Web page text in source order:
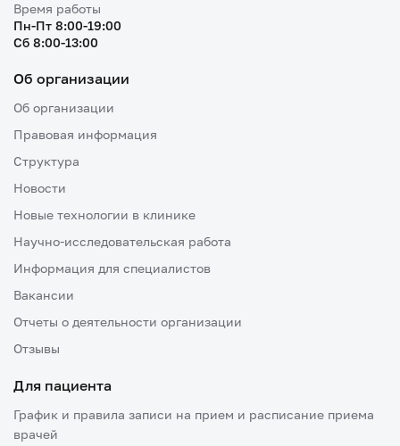
Пн-Пт 8:00-19:00
Cб 8:00-13:00
Время работы
Об организации
Об организации
Правовая информация
Структура
Новости
Новые технологии в клинике
Научно-исследовательская работа
Информация для специалистов
Вакансии
Отчеты о деятельности организации
Отзывы
Для пациента
График и правила записи на прием и расписание приема
врачей